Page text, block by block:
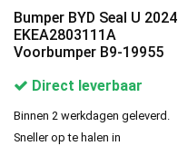
Bumper BYD Seal U 2024
EKEA2803111A
Voorbumper B9-19955
Direct leverbaar
Binnen 2 werkdagen geleverd.
Sneller op te halen in